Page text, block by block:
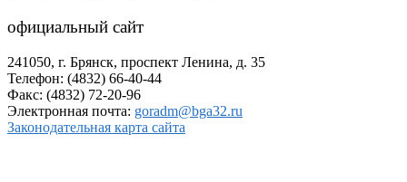
официальный сайт
241050, г. Брянск, проспект Ленина, д. 35
Телефон: (4832) 66-40-44
Факс: (4832) 72-20-96
Электронная почта: goradm@bga32.ru
Законодательная карта сайта